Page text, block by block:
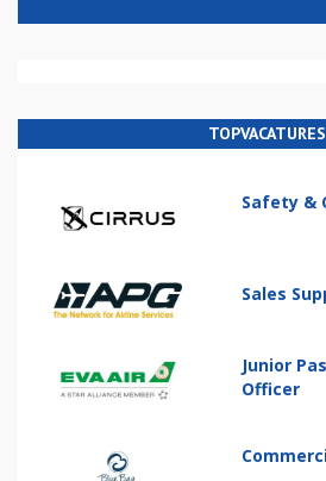
TOPVACATURES
Safety &
Sales
Junior
Officer